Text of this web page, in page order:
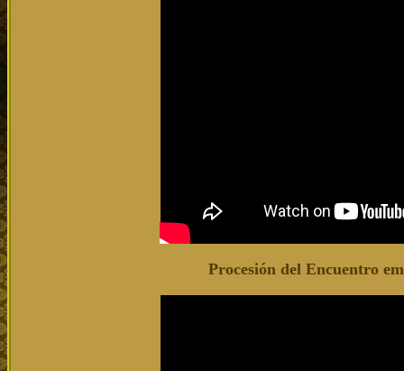
Procesión del Encuentro